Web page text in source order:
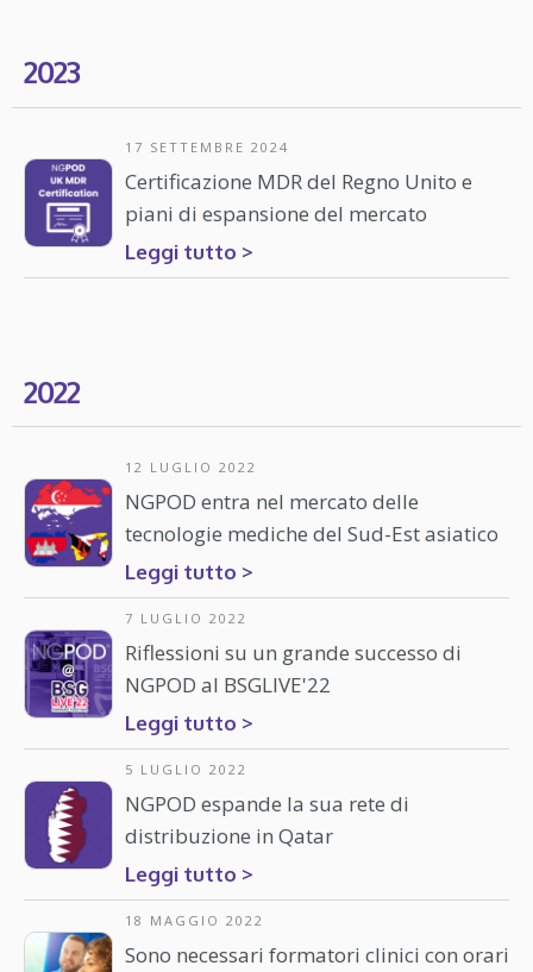
2023
17 SETTEMBRE 2024
Certificazione MDR del Regno Unito e
piani di espansione del mercato
Leggi tutto >
2022
12 LUGLIO 2022
NGPOD entra nel mercato delle
tecnologie mediche del Sud-Est asiatico
Leggi tutto >
7 LUGLIO 2022
Riflessioni su un grande successo di
NGPOD al BSGLIVE'22
Leggi tutto >
5 LUGLIO 2022
NGPOD espande la sua rete di
distribuzione in Qatar
Leggi tutto >
18 MAGGIO 2022
Sono necessari formatori clinici con orari